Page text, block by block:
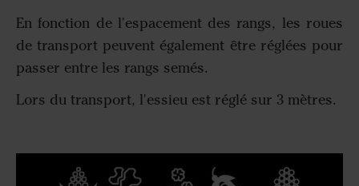
En fonction de l'espacement des rangs, les roues
de transport peuvent également être réglées pour
passer entre les rangs semés.
Lors du transport, l'essieu est réglé sur 3 mètres.